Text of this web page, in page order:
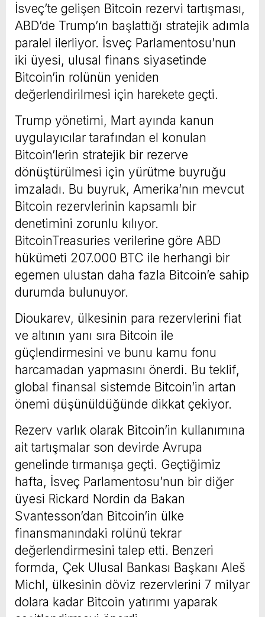
İsveç’te gelişen Bitcoin rezervi tartışması,
ABD’de Trump’ın başlattığı stratejik adımla
paralel ilerliyor. İsveç Parlamentosu’nun
iki üyesi, ulusal finans siyasetinde
Bitcoin’in rolünün yeniden
değerlendirilmesi için harekete geçti.
Trump yönetimi, Mart ayında kanun
uygulayıcılar tarafından el konulan
Bitcoin’lerin stratejik bir rezerve
dönüştürülmesi için yürütme buyruğu
imzaladı. Bu buyruk, Amerika’nın mevcut
Bitcoin rezervlerinin kapsamlı bir
denetimini zorunlu kılıyor.
BitcoinTreasuries verilerine göre ABD
hükümeti 207.000 BTC ile herhangi bir
egemen ulustan daha fazla Bitcoin’e sahip
durumda bulunuyor.
Dioukarev, ülkesinin para rezervlerini fiat
ve altının yanı sıra Bitcoin ile
güçlendirmesini ve bunu kamu fonu
harcamadan yapmasını önerdi. Bu teklif,
global finansal sistemde Bitcoin’in artan
önemi düşünüldüğünde dikkat çekiyor.
Rezerv varlık olarak Bitcoin’in kullanımına
ait tartışmalar son devirde Avrupa
genelinde tırmanışa geçti. Geçtiğimiz
hafta, İsveç Parlamentosu’nun bir diğer
üyesi Rickard Nordin da Bakan
Svantesson’dan Bitcoin’in ülke
finansmanındaki rolünü tekrar
değerlendirmesini talep etti. Benzeri
formda, Çek Ulusal Bankası Başkanı Aleš
Michl, ülkesinin döviz rezervlerini 7 milyar
dolara kadar Bitcoin yatırımı yaparak